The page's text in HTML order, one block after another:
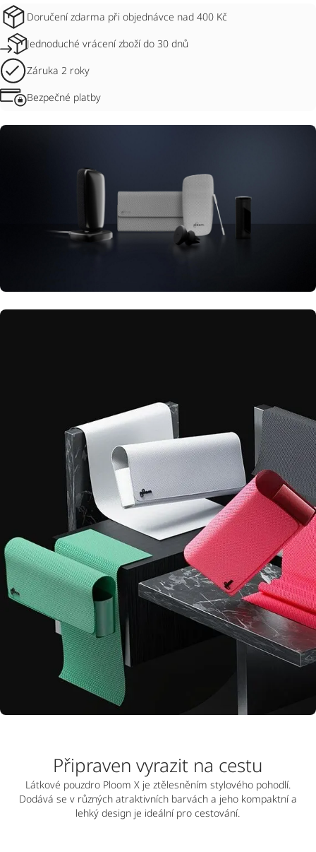
Doručení zdarma při objednávce nad 400 Kč
Jednoduché vrácení zboží do 30 dnů
Záruka 2 roky
Bezpečné platby
Připraven vyrazit na cestu
Látkové pouzdro Ploom X je ztělesněním stylového pohodlí.
Dodává se v různých atraktivních barvách a jeho kompaktní a
lehký design je ideální pro cestování.